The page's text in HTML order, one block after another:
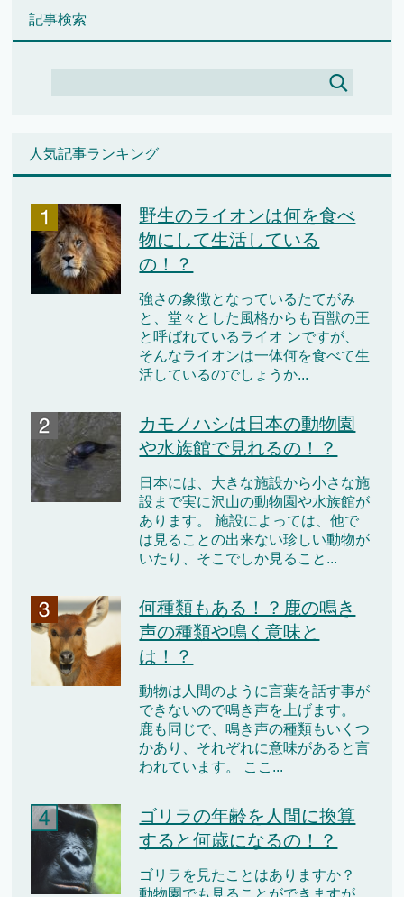
記事検索
人気記事ランキング
野生のライオンは何を食べ
物にして生活している
の！？
強さの象徴となっているたてがみ
と、堂々とした風格からも百獣の王
と呼ばれているライオ ンですが、
そんなライオンは一体何を食べて生
活しているのでしょうか...
カモノハシは日本の動物園
や水族館で見れるの！？
日本には、大きな施設から小さな施
設まで実に沢山の動物園や水族館が
あります。 施設によっては、他で
は見ることの出来ない珍しい動物が
いたり、そこでしか見ること...
何種類もある！？鹿の鳴き
声の種類や鳴く意味と
は！？
動物は人間のように言葉を話す事が
できないので鳴き声を上げます。
鹿も同じで、鳴き声の種類もいくつ
かあり、それぞれに意味があると言
われています。 ここ...
ゴリラの年齢を人間に換算
すると何歳になるの！？
ゴリラを見たことはありますか？